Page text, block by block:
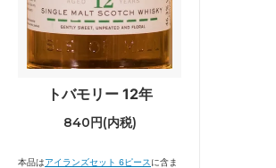
トバモリー 12年
840円(内税)
本品はアイランズセット 6ピース に含ま